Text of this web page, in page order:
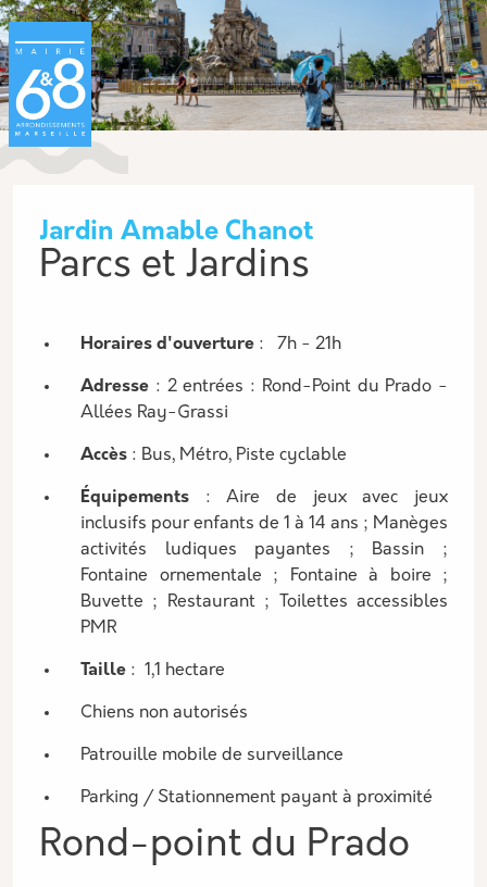
Aller au contenu principal
Jardin Amable Chanot
Parcs et Jardins
Description
Horaires d'ouverture : 7h - 21h
Adresse : 2 entrées : Rond-Point du Prado -
Allées Ray-Grassi
Accès : Bus, Métro, Piste cyclable
Équipements : Aire de jeux avec jeux
inclusifs pour enfants de 1 à 14 ans ; Manèges
activités ludiques payantes ; Bassin ;
Fontaine ornementale ; Fontaine à boire ;
Buvette ; Restaurant ; Toilettes accessibles
PMR
Taille : 1,1 hectare
Chiens non autorisés
Patrouille mobile de surveillance
Parking / Stationnement payant à proximité
Rond-point du Prado
Panneau de gestion des cookies